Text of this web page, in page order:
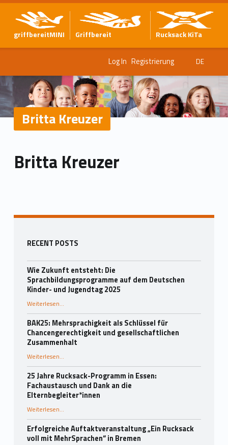
griffbereitMINI Griffbereit Rucksack KiTa
Log In Registrierung DE
Britta Kreuzer
Britta Kreuzer
Seitenleiste
RECENT POSTS
Wie Zukunft entsteht: Die
Sprachbildungsprogramme auf dem Deutschen
Kinder- und Jugendtag 2025
Weiterlesen“Wie Zukunft entsteht: Die Sprachbildungsprogramme auf dem Deutschen Kinder- und Jugendtag 2025”
…
BAK25: Mehrsprachigkeit als Schlüssel für
Chancengerechtigkeit und gesellschaftlichen
Zusammenhalt
Weiterlesen“BAK25: Mehrsprachigkeit als Schlüssel für Chancengerechtigkeit und gesellschaftlichen Zusammenhalt”
…
25 Jahre Rucksack-Programm in Essen:
Fachaustausch und Dank an die
Elternbegleiter*innen
Weiterlesen“25 Jahre Rucksack-Programm in Essen: Fachaustausch und Dank an die Elternbegleiter*innen”
…
Erfolgreiche Auftaktveranstaltung „Ein Rucksack
voll mit MehrSprachen“ in Bremen